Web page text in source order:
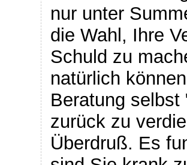
nur unter
die Wahl, Ihre
Schuld zu
natürlich
Beratung
zurück zu
Überdruß. Es